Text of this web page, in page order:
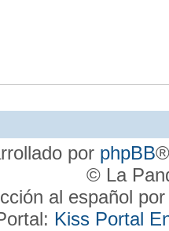
por phpBB
© La
al español
Kiss Portal